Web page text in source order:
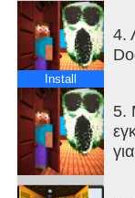
Install
4.
5.